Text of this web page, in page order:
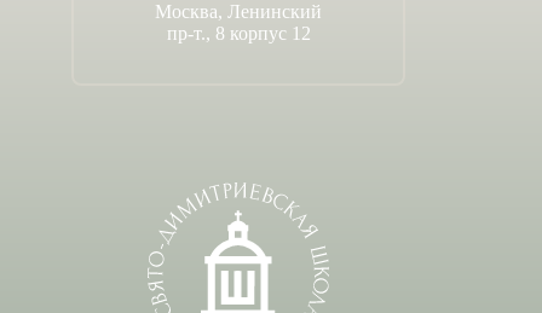
Москва, Ленинский
пр-т., 8 корпус 12